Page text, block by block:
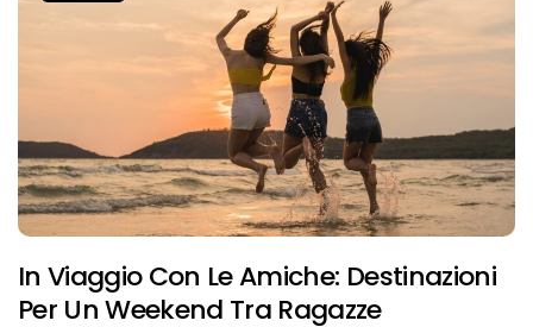
In Viaggio Con Le Amiche: Destinazioni
Per Un Weekend Tra Ragazze